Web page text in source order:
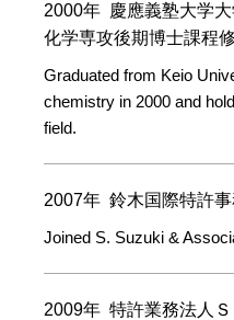
2000年 慶應義塾大学
化学専攻後期博士課程
Graduated from Keio
chemistry in 2000 and
field.
2007年 鈴木国際特許
Joined S. Suzuki &
2009年 特許業務法人